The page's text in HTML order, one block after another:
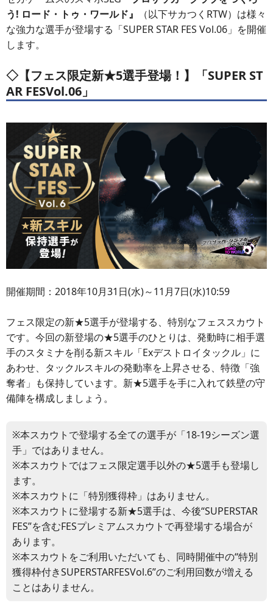
う! ロード・トゥ・ワールド』
（以下サカつくRTW）は様々
な強力な選手が登場する「SUPER STAR FES Vol.06」を開催
します。
◇【フェス限定新★5選手登場！】「SUPER ST
AR FESVol.06」
開催期間：2018年10月31日(水)～11月7日(水)10:59
フェス限定の新★5選手が登場する、特別なフェススカウト
です。今回の新登場の★5選手のひとりは、発動時に相手選
手のスタミナを削る新スキル「Exデストロイタックル」に
あわせ、タックルスキルの発動率を上昇させる、特徴「強
奪者」も保持しています。新★5選手を手に入れて鉄壁の守
備陣を構成しましょう。
※本スカウトで登場する全ての選手が「18-19シーズン選
手」ではありません。
※本スカウトではフェス限定選手以外の★5選手も登場し
ます。
※本スカウトに「特別獲得枠」はありません。
※本スカウトに登場する新★5選手は、今後“SUPERSTAR
FES”を含むFESプレミアムスカウトで再登場する場合が
あります。
※本スカウトをご利用いただいても、同時開催中の“特別
獲得枠付きSUPERSTARFESVol.6”のご利用回数が増える
ことはありません。